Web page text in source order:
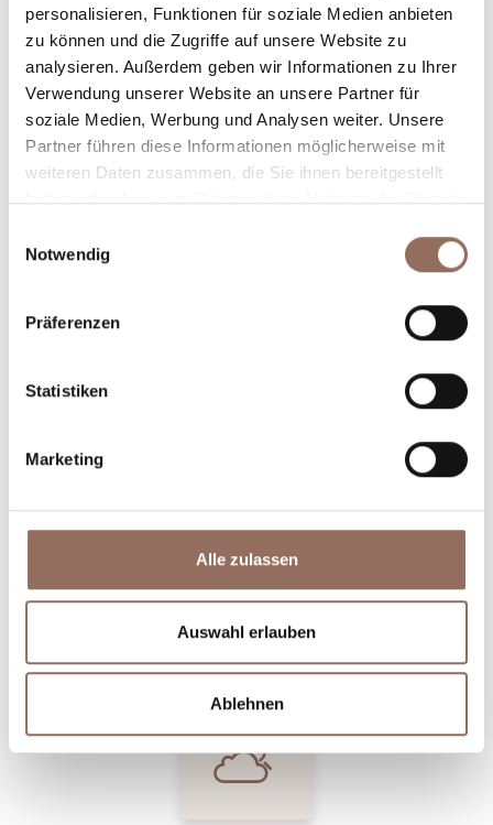
personalisieren, Funktionen für soziale Medien anbieten
zu können und die Zugriffe auf unsere Website zu
analysieren. Außerdem geben wir Informationen zu Ihrer
Verwendung unserer Website an unsere Partner für
soziale Medien, Werbung und Analysen weiter. Unsere
Partner führen diese Informationen möglicherweise mit
weiteren Daten zusammen, die Sie ihnen bereitgestellt
haben oder die sie im Rahmen Ihrer Nutzung der Dienste
Notwendig
Präferenzen
Statistiken
Marketing
Alle zulassen
Auswahl erlauben
Ablehnen
Dein Urlaub
Plane, wo du übernachtest und isst, was du in jedem
Winkel des Langhe Monferrato Roero unternehmen
willst, mit einem Blick aufs Wetter in Echtzeit.
Essen und